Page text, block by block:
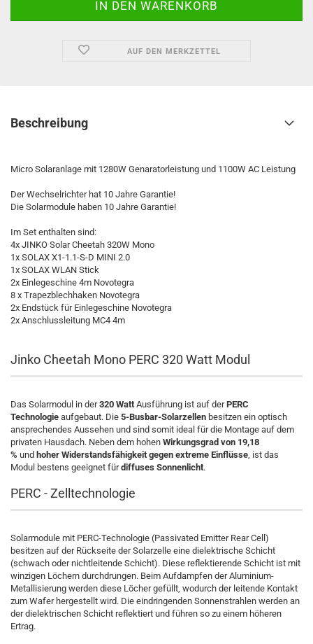
AUF DEN MERKZETTEL
Beschreibung
Micro Solaranlage mit 1280W Genaratorleistung und 1100W AC Leistung
Der Wechselrichter hat 10 Jahre Garantie!
Die Solarmodule haben 10 Jahre Garantie!
Im Set enthalten sind:
4x JINKO Solar Cheetah 320W Mono
1x SOLAX X1-1.1-S-D MINI 2.0
1x SOLAX WLAN Stick
2x Einlegeschine 4m Novotegra
8 x Trapezblechhaken Novotegra
2x Endstück für Einlegeschine Novotegra
2x Anschlussleitung MC4 4m
Jinko Cheetah Mono PERC 320 Watt Modul
Das Solarmodul in der320 WattAusführung ist auf derPERC
Technologie aufgebaut. Die 5-Busbar-Solarzellen besitzen ein optisch
ansprechendes Aussehen und sind somit ideal für die Montage auf dem
privaten Hausdach. Neben dem hohen Wirkungsgrad von 19,18
% und hoher Widerstandsfähigkeit gegen extreme Einflüsse, ist das
Modul bestens geeignet fürdiffuses Sonnenlicht.
PERC - Zelltechnologie
Solarmodule mit PERC-Technologie (Passivated Emitter Rear Cell)
besitzen auf der Rückseite der Solarzelle eine dielektrische Schicht
(schwach oder nichtleitende Schicht). Diese reflektierende Schicht ist mit
winzigen Löchern durchdrungen. Beim Aufdampfen der Aluminium-
Metallisierung werden diese Löcher gefüllt, wodurch der leitende Kontakt
zum Wafer hergestellt wird. Die eindringenden Sonnenstrahlen werden an
der dielektrischen Schicht reflektiert und führen so zu einem höheren
Ertrag.